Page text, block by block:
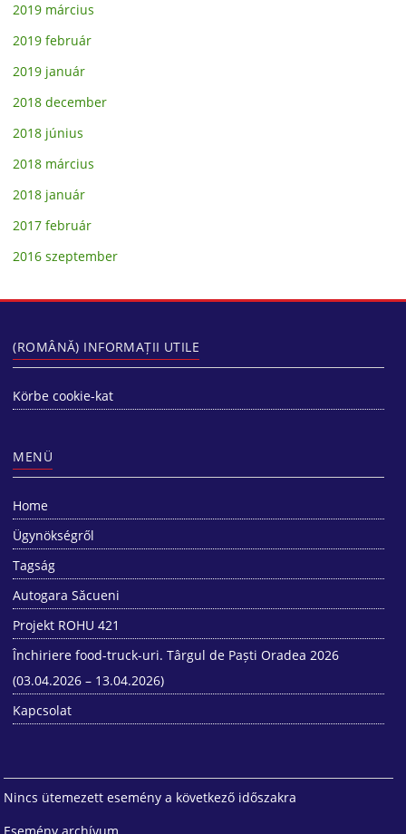
2019 március
2019 február
2019 január
2018 december
2018 június
2018 március
2018 január
2017 február
2016 szeptember
(ROMÂNĂ) INFORMAȚII UTILE
Körbe cookie-kat
MENÜ
Home
Ügynökségről
Tagság
Autogara Săcueni
Projekt ROHU 421
Închiriere food-truck-uri. Târgul de Paști Oradea 2026
(03.04.2026 – 13.04.2026)
Kapcsolat
Nincs ütemezett esemény a következő időszakra